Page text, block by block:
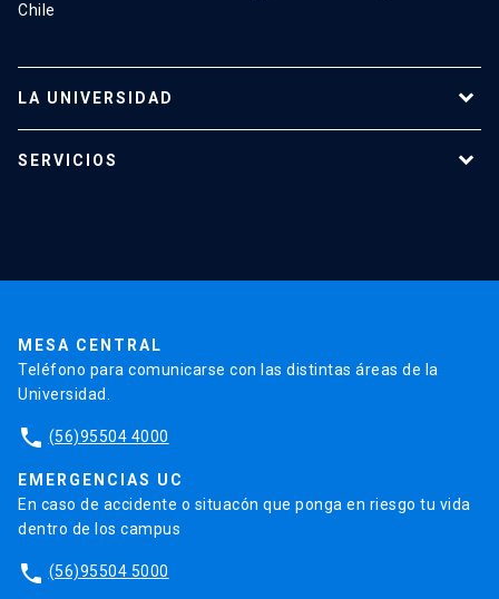
Chile
LA UNIVERSIDAD
SERVICIOS
MESA CENTRAL
Teléfono para comunicarse con las distintas áreas de la
Universidad.
phone (56)95504 4000
EMERGENCIAS UC
En caso de accidente o situacón que ponga en riesgo tu vida
dentro de los campus
phone (56)95504 5000